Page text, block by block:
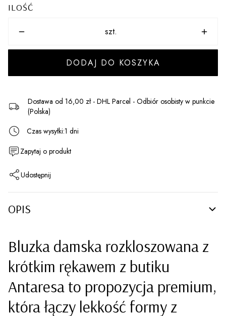
ILOŚĆ
szt.
DODAJ DO KOSZYKA
Dostawa od 16,00 zł - DHL Parcel - Odbiór osobisty w punkcie
(Polska)
Czas wysyłki:1 dni
Zapytaj o produkt
Udostępnij
OPIS
Bluzka damska rozkloszowana z
krótkim rękawem z butiku
Antaresa to propozycja premium,
która łączy lekkość formy z